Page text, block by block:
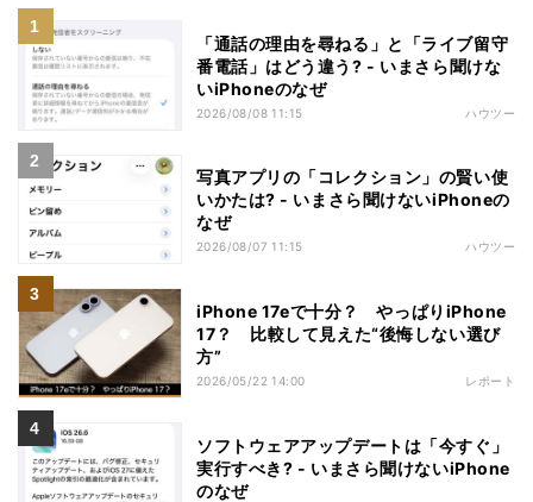
「通話の理由を尋ねる」と「ライブ留守
番電話」はどう違う? - いまさら聞けな
いiPhoneのなぜ
2026/08/08 11:15 ハウツー
写真アプリの「コレクション」の賢い使
いかたは? - いまさら聞けないiPhoneの
なぜ
2026/08/07 11:15 ハウツー
iPhone 17eで十分？ やっぱりiPhone
17？ 比較して見えた“後悔しない選び
方”
2026/05/22 14:00 レポート
ソフトウェアアップデートは「今すぐ」
実行すべき? - いまさら聞けないiPhone
のなぜ